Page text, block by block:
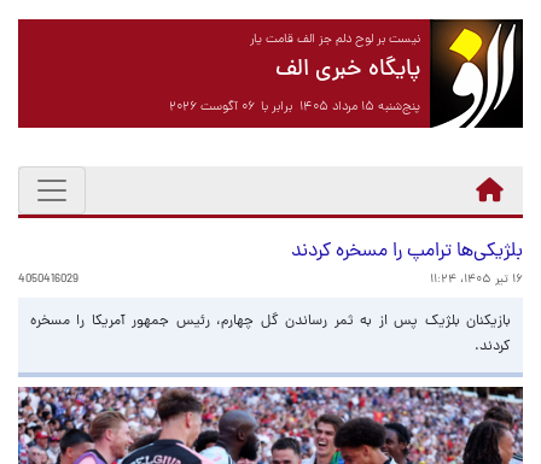
نیست بر لوح دلم جز الف قامت یار
پایگاه خبری الف
پنج‌شنبه ۱۵ مرداد ۱۴۰۵ برابر با ۰۶ آگوست ۲۰۲۶
بلژیکی‌ها ترامپ را مسخره کردند
۱۶ تیر ۱۴۰۵، ۱۱:۲۴ 4050416029
بازیکنان بلژیک پس از به ثمر رساندن گل چهارم، رئیس جمهور آمریکا را مسخره
کردند.